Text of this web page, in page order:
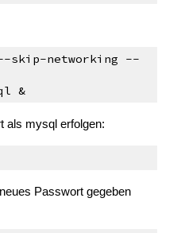
skip-networking --
&
als mysql erfolgen:
Passwort gegeben